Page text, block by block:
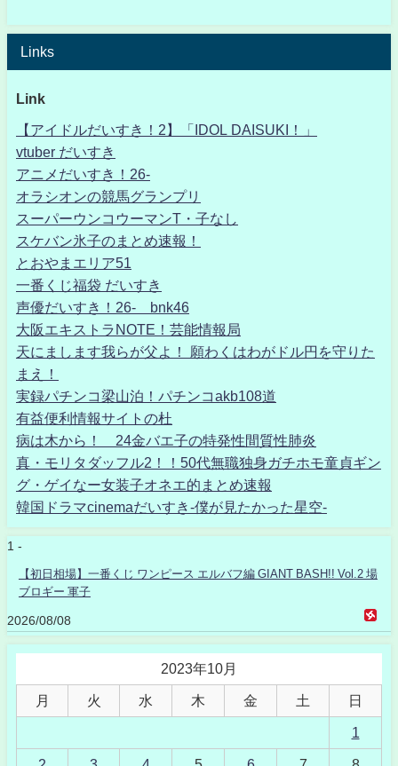
Links
Link
【アイドルだいすき！2】「IDOL DAISUKI！」
vtuber だいすき
アニメだいすき！26-
オラシオンの競馬グランプリ
スーパーウンコウーマンT・子なし
スケバン氷子のまとめ速報！
とおやまエリア51
一番くじ福袋 だいすき
声優だいすき！26- bnk46
大阪エキストラNOTE！芸能情報局
天にまします我らが父よ！ 願わくはわがドル円を守りた
まえ！
実録パチンコ梁山泊！パチンコakb108道
有益便利情報サイトの杜
病は木から！ 24金バエ子の特発性間質性肺炎
真・モリタダッフル2！！50代無職独身ガチホモ童貞ギン
グ・ゲイなー女装子オネエ的まとめ速報
韓国ドラマcinemaだいすき-僕が見たかった星空-
1 -
【初日相場】一番くじ ワンピース エルバフ編 GIANT BASH!! Vol.2 場
ブロギー 軍子
2026/08/08
2023年10月
月 火 水 木 金 土 日
1